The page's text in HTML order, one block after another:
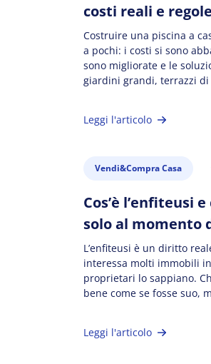
costi reali e
Costruire una piscina a
a pochi: i costi si sono
sono migliorate e le
giardini grandi, terrazzi
Leggi l'articolo
Vendi&Compra Casa
Cos’è l’enfiteusi
solo al momento
L’enfiteusi è un diritto
interessa molti immobili
proprietari lo sappiano.
bene come se fosse suo,
Leggi l'articolo